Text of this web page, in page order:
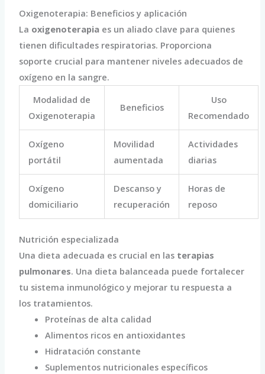
Oxigenoterapia: Beneficios y aplicación
La oxigenoterapia es un aliado clave para quienes
tienen dificultades respiratorias. Proporciona
soporte crucial para mantener niveles adecuados de
oxígeno en la sangre.
Modalidad de
Oxigenoterapia
Beneficios
Uso
Recomendado
Oxígeno
portátil
Movilidad
aumentada
Actividades
diarias
Oxígeno
domiciliario
Descanso y
recuperación
Horas de
reposo
Nutrición especializada
Una dieta adecuada es crucial en las terapias
pulmonares. Una dieta balanceada puede fortalecer
tu sistema inmunológico y mejorar tu respuesta a
los tratamientos.
Proteínas de alta calidad
Alimentos ricos en antioxidantes
Hidratación constante
Suplementos nutricionales específicos